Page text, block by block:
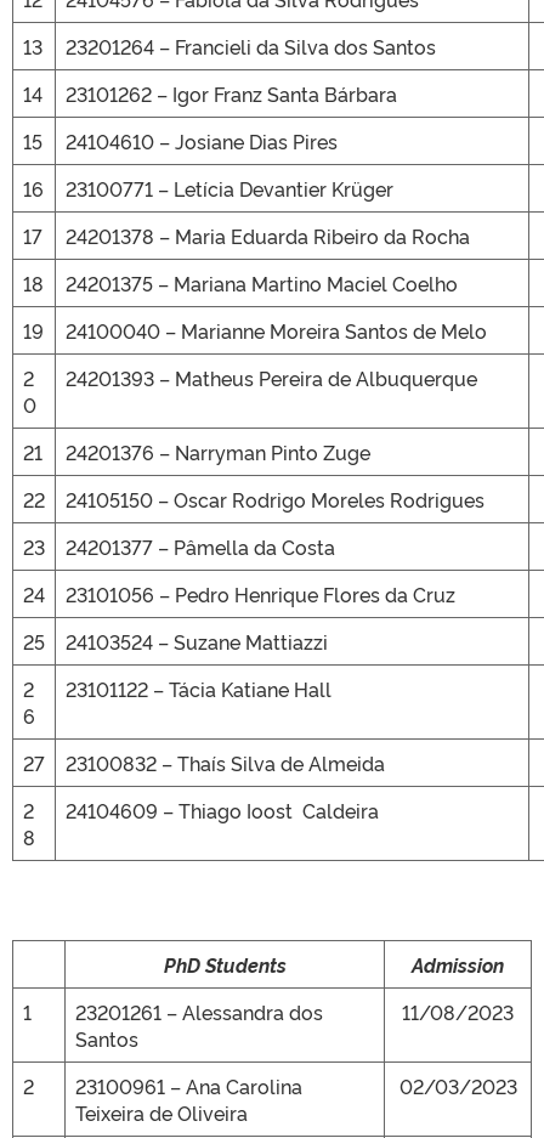
13
23201264 – Francieli da Silva dos Santos
14
23101262 – Igor Franz Santa Bárbara
15
24104610 – Josiane Dias Pires
16
23100771 – Letícia Devantier Krüger
17
24201378 – Maria Eduarda Ribeiro da Rocha
18
24201375 – Mariana Martino Maciel Coelho
19
24100040 – Marianne Moreira Santos de Melo
2
0
24201393 – Matheus Pereira de Albuquerque
21
24201376 – Narryman Pinto Zuge
22
24105150 – Oscar Rodrigo Moreles Rodrigues
23
24201377 – Pâmella da Costa
24
23101056 – Pedro Henrique Flores da Cruz
25
24103524 – Suzane Mattiazzi
2
6
23101122 – Tácia Katiane Hall
27
23100832 – Thaís Silva de Almeida
2
8
24104609 – Thiago Ioost Caldeira
PhD Students
Admission
1
23201261 – Alessandra dos
Santos
11/08/2023
2
23100961 – Ana Carolina
Teixeira de Oliveira
02/03/2023